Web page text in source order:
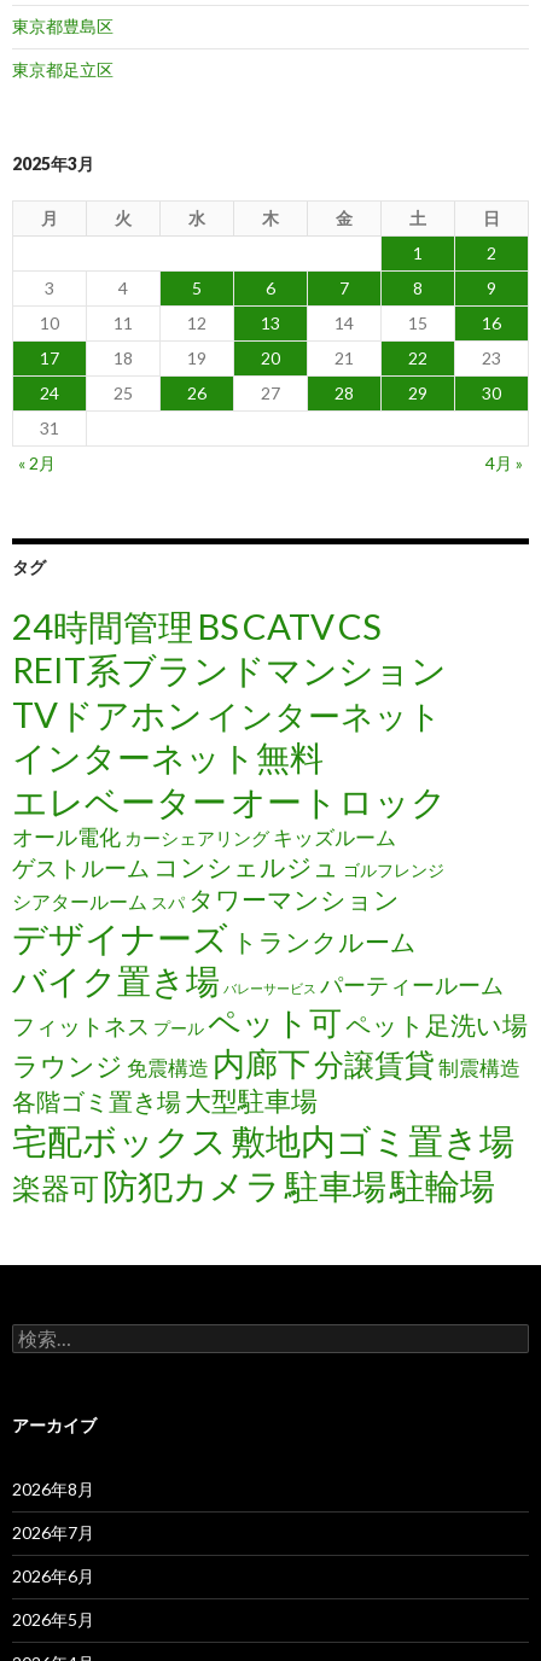
東京都豊島区
東京都足立区
2025年3月
月 火 水 木 金 土
日
1
2
3
4 5 6 7 8
9
10
11 12 13 14 15
16
17
18 19 20 21 22
23
24
25 26 27 28 29
30
31
« 2月
4月 »
タグ
24時間管理 BSCATVCS
REIT系ブランドマンション
TVドアホン インターネット
インターネット無料
エレベーター オートロック
オール電化 カーシェアリング キッズルーム
ゲストルーム コンシェルジュ ゴルフレンジ
シアタールーム スパ タワーマンション
デザイナーズ トランクルーム
バイク置き場 バレーサービス パーティールーム
フィットネス プールペット可ペット足洗い場
ラウンジ 免震構造 内廊下分譲賃貸制震構造
各階ゴミ置き場大型駐車場
宅配ボックス 敷地内ゴミ置き場
楽器可防犯カメラ 駐車場駐輪場
検
索:
アーカイブ
2026年8月
2026年7月
2026年6月
2026年5月